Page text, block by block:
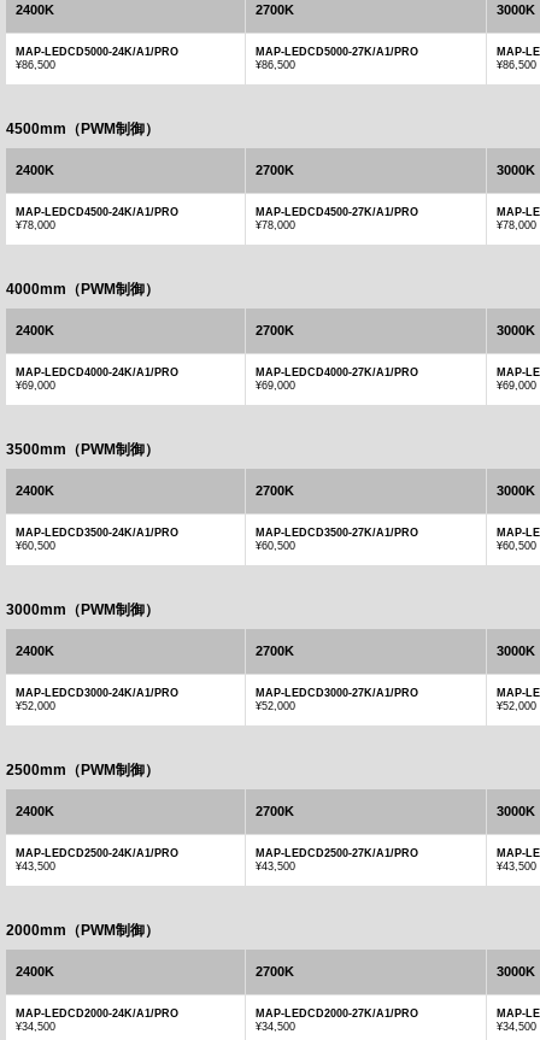
2400K 2700K 3000K
MAP-LEDCD5000-24K/A1/PRO
¥86,500
MAP-LEDCD5000-27K/A1/PRO
¥86,500
MAP-
¥86,500
4500mm（PWM制御）
2400K 2700K 3000K
MAP-LEDCD4500-24K/A1/PRO
¥78,000
MAP-LEDCD4500-27K/A1/PRO
¥78,000
MAP-
¥78,000
4000mm（PWM制御）
2400K 2700K 3000K
MAP-LEDCD4000-24K/A1/PRO
¥69,000
MAP-LEDCD4000-27K/A1/PRO
¥69,000
MAP-
¥69,000
3500mm（PWM制御）
2400K 2700K 3000K
MAP-LEDCD3500-24K/A1/PRO
¥60,500
MAP-LEDCD3500-27K/A1/PRO
¥60,500
MAP-
¥60,500
3000mm（PWM制御）
2400K 2700K 3000K
MAP-LEDCD3000-24K/A1/PRO
¥52,000
MAP-LEDCD3000-27K/A1/PRO
¥52,000
MAP-
¥52,000
2500mm（PWM制御）
2400K 2700K 3000K
MAP-LEDCD2500-24K/A1/PRO
¥43,500
MAP-LEDCD2500-27K/A1/PRO
¥43,500
MAP-
¥43,500
2000mm（PWM制御）
2400K 2700K 3000K
MAP-LEDCD2000-24K/A1/PRO
¥34,500
MAP-LEDCD2000-27K/A1/PRO
¥34,500
MAP-
¥34,500